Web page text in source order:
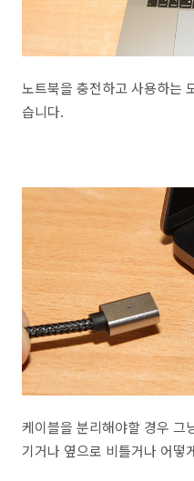
노트북을 충전하고 사용하는
습니다.
케이블을 분리해야할 경우 그
기거나 옆으로 비틀거나 어떻